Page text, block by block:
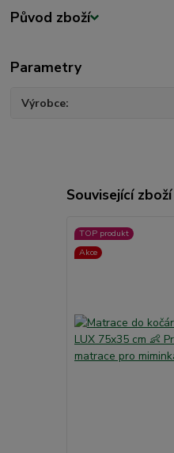
Původ zboží
Parametry
Výrobce
Související zboží
TOP produkt
Akce